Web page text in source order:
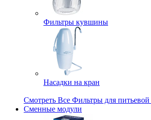
Фильтры кувшины
Насадки на кран
Смотреть Все Фильтры для
Сменные модули